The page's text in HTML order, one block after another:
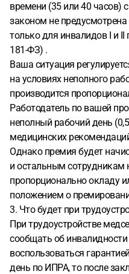
времени (35 или 40 часов)
законом не предусмотрена
только для инвалидов I и
181-ФЗ) .
Ваша ситуация
на условиях неполного
производится
Работодатель по вашей
неполный рабочий день
медицинских
Однако премия будет
и остальным сотрудникам
пропорционально окладу
положением о
3. Что будет при
При трудоустройстве
сообщать об
воспользоваться
день по ИПРА, то после